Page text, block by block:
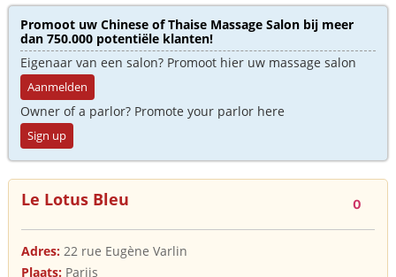
Promoot uw Chinese of Thaise Massage Salon bij meer
dan 750.000 potentiële klanten!
Eigenaar van een salon? Promoot hier uw massage salon
Aanmelden
Owner of a parlor? Promote your parlor here
Sign up
Le Lotus Bleu 0
Adres: 22 rue Eugène Varlin
Plaats: Parijs